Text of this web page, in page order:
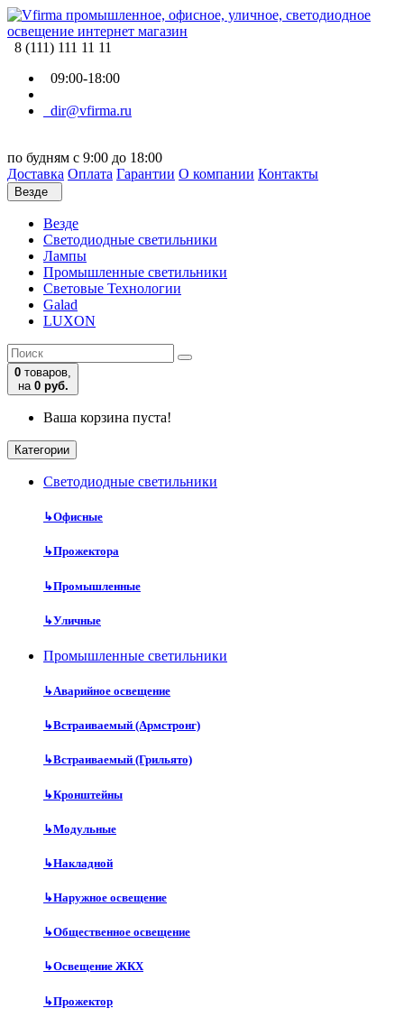
8 (111) 111 11 11
09:00-18:00
dir@vfirma.ru
по будням с 9:00 до 18:00
Доставка Оплата Гарантии О компании Контакты
Везде
Везде
Cветодиодные светильники
Лампы
Промышленные светильники
Световые Технологии
Galad
LUXON
0 товаров,
на 0 руб.
Ваша корзина пуста!
Категории
Cветодиодные светильники
↳Офисные
↳Прожектора
↳Промышленные
↳Уличные
Промышленные светильники
↳Аварийное освещение
↳Встраиваемый (Армстронг)
↳Встраиваемый (Грильято)
↳Кронштейны
↳Модульные
↳Накладной
↳Наружное освещение
↳Общественное освещение
↳Освещение ЖКХ
↳Прожектор